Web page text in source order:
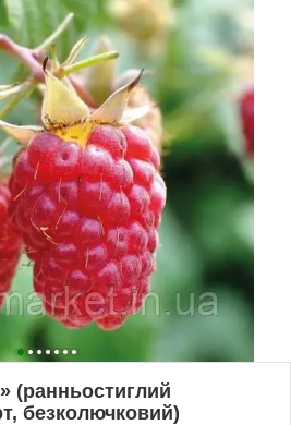
(ранньостиглий
безколючковий)